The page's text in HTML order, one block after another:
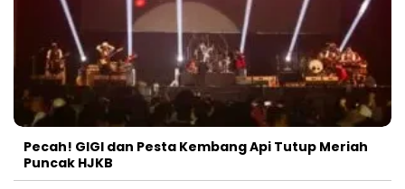
Pecah! GIGI dan Pesta Kembang Api Tutup Meriah
Puncak HJKB